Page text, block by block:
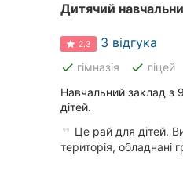
Дитячий
2.3 3 відгука
done гімназія done ліцей
Навчальний заклад з
дітей.
Це рай для дітей.
територія, обладнані